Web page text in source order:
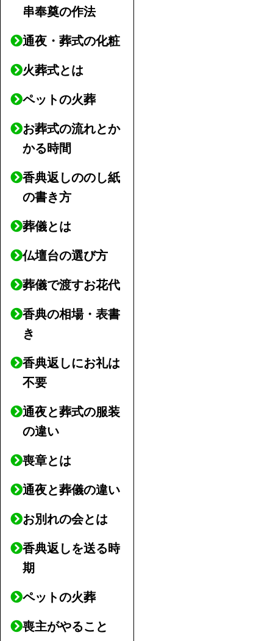
串奉奠の作法
通夜・葬式の化粧
火葬式とは
ペットの火葬
お葬式の流れとか
かる時間
香典返しののし紙
の書き方
葬儀とは
仏壇台の選び方
葬儀で渡すお花代
香典の相場・表書
き
香典返しにお礼は
不要
通夜と葬式の服装
の違い
喪章とは
通夜と葬儀の違い
お別れの会とは
香典返しを送る時
期
ペットの火葬
喪主がやること